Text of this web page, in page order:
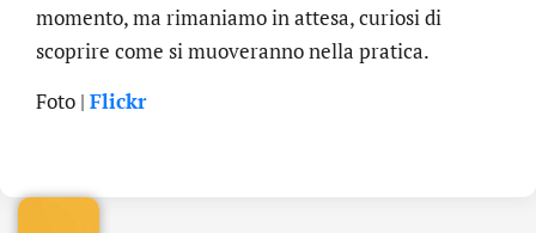
momento, ma rimaniamo in attesa, curiosi di
scoprire come si muoveranno nella pratica.
Foto | Flickr
.online